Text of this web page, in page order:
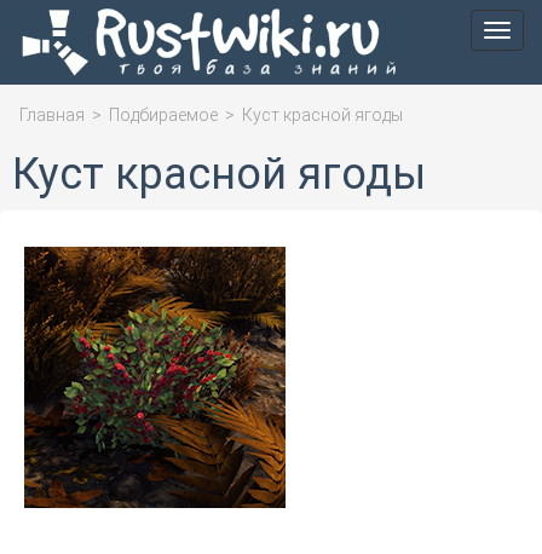
Меню
Главная > Подбираемое > Куст красной ягоды
Куст красной ягоды